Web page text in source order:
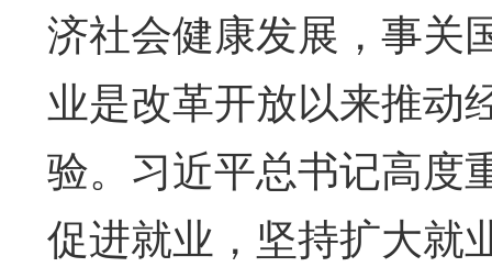
济社会健康发展，事关
业是改革开放以来推动
验。习近平总书记高度
促进就业，坚持扩大就